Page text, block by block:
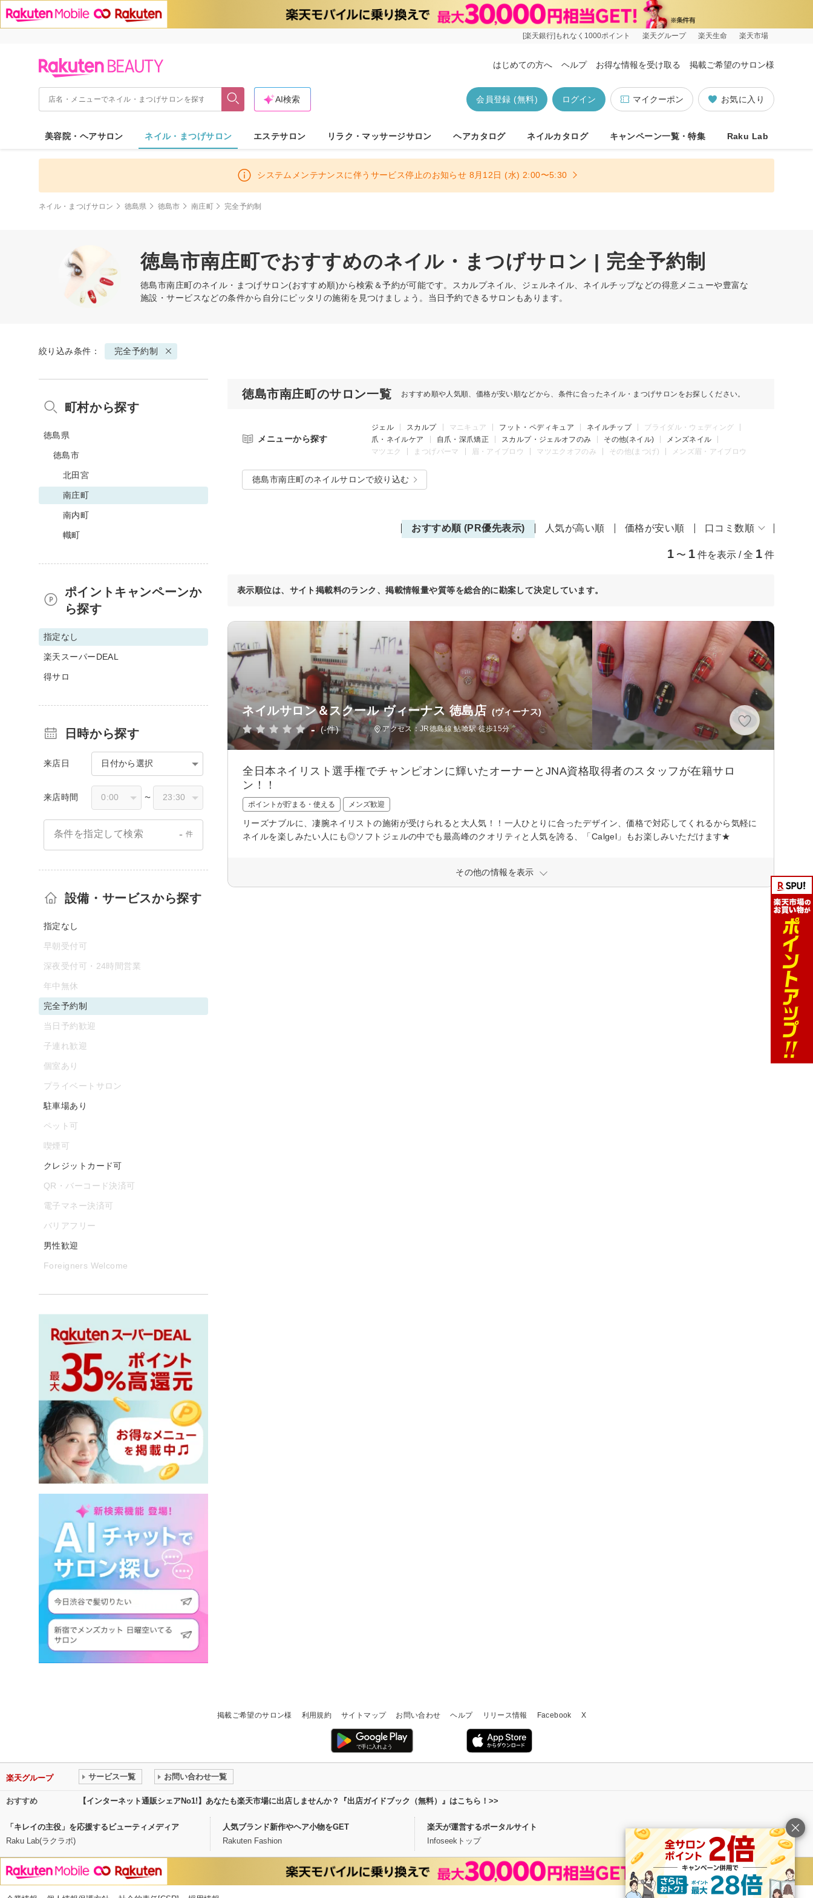
[楽天銀行]もれなく1000ポイント 楽天グループ 楽天生命 楽天市場
はじめての方へ ヘルプ お得な情報を受け取る 掲載ご希望のサロン様
お気に入り
マイクーポン
ログイン
会員登録 (無料)
AI検索
美容院・ヘアサロン ネイル・まつげサロン エステサロン リラク・マッサージサロン ヘアカタログ ネイルカタログ キャンペーン一覧・特集 Raku Lab
システムメンテナンスに伴うサービス停止のお知らせ 8月12日 (水) 2:00〜5:30
ネイル・まつげサロン 徳島県 徳島市 南庄町 完全予約制
徳島市南庄町でおすすめのネイル・まつげサロン | 完全予約制
徳島市南庄町のネイル・まつげサロン(おすすめ順)から検索＆予約が可能です。スカルプネイル、ジェルネイル、ネイルチップなどの得意メニューや豊富な
施設・サービスなどの条件から自分にピッタリの施術を見つけましょう。当日予約できるサロンもあります。
絞り込み条件： 完全予約制
徳島市南庄町のサロン一覧 おすすめ順や人気順、価格が安い順などから、条件に合ったネイル・まつげサロンをお探しください。
メニューから探す
ジェル スカルプ マニキュア フット・ペディキュア ネイルチップ
ブライダル・ウェディング
爪・ネイルケア
自爪・深爪矯正 スカルプ・ジェルオフのみ その他(ネイル)
メンズネイル
マツエク
まつげパーマ 眉・アイブロウ マツエクオフのみ その他(まつげ) メンズ眉・アイブロウ
徳島市南庄町のネイルサロンで絞り込む
おすすめ順 (PR優先表示) 人気が高い順 価格が安い順 口コミ数順
1 〜 1 件を表示 / 全 1 件
表示順位は、サイト掲載料のランク、掲載情報量や質等を総合的に勘案して決定しています。
ネイルサロン＆スクール ヴィーナス 徳島店 (ヴィーナス)
- (-件) アクセス：JR徳島線 鮎喰駅 徒歩15分
全日本ネイリスト選手権でチャンピオンに輝いたオーナーとJNA資格取得者のスタッフが在籍サロ
ン！！
ポイントが貯まる・使える メンズ歓迎
リーズナブルに、凄腕ネイリストの施術が受けられると大人気！！一人ひとりに合ったデザイン、価格で対応してくれるから気軽に
ネイルを楽しみたい人にも◎ソフトジェルの中でも最高峰のクオリティと人気を誇る、「Calgel」もお楽しみいただけます★
その他の情報を表示
町村から探す
徳島県
徳島市
北田宮
南庄町
南内町
幟町
ポイントキャンペーンか
ら探す
指定なし
楽天スーパーDEAL
得サロ
日時から探す
来店日 日付から選択
来店時間 〜
条件を指定して検索 - 件
設備・サービスから探す
指定なし
早朝受付可
深夜受付可・24時間営業
年中無休
完全予約制
当日予約歓迎
子連れ歓迎
個室あり
プライベートサロン
駐車場あり
ペット可
喫煙可
クレジットカード可
QR・バーコード決済可
電子マネー決済可
バリアフリー
男性歓迎
Foreigners Welcome
掲載ご希望のサロン様 利用規約 サイトマップ お問い合わせ ヘルプ リリース情報 Facebook X
楽天グループ サービス一覧 お問い合わせ一覧
おすすめ 【インターネット通販シェアNo1!】あなたも楽天市場に出店しませんか？『出店ガイドブック（無料）』はこちら！>>
「キレイの主役」を応援するビューティメディア
Raku Lab(ラクラボ)
人気ブランド新作やヘア小物をGET
Rakuten Fashion
楽天が運営するポータルサイト
Infoseekトップ